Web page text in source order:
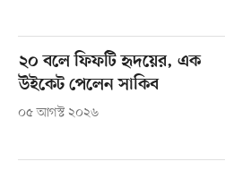
২০ বলে ফিফটি হৃদয়ের, এক
উইকেট পেলেন সাকিব
০৫ আগস্ট ২০২৬